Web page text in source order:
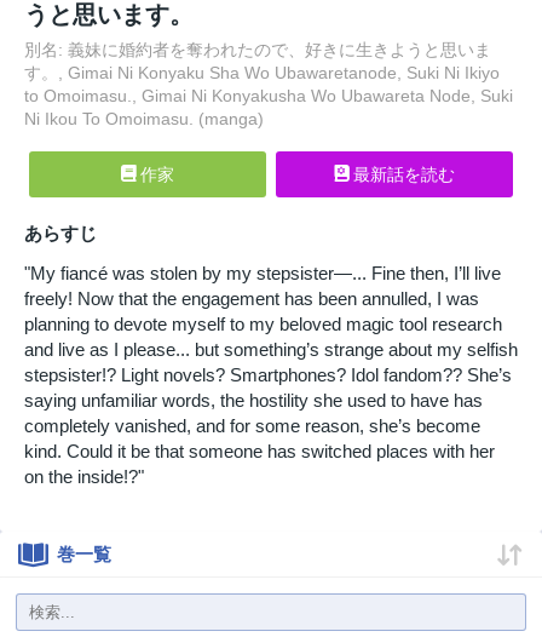
うと思います。
別名: 義妹に婚約者を奪われたので、好きに生きようと思いま
す。, Gimai Ni Konyaku Sha Wo Ubawaretanode, Suki Ni Ikiyo
to Omoimasu., Gimai Ni Konyakusha Wo Ubawareta Node, Suki
Ni Ikou To Omoimasu. (manga)
作家 最新話を読む
あらすじ
"My fiancé was stolen by my stepsister—... Fine then, I’ll live
freely! Now that the engagement has been annulled, I was
planning to devote myself to my beloved magic tool research
and live as I please... but something’s strange about my selfish
stepsister!? Light novels? Smartphones? Idol fandom?? She’s
saying unfamiliar words, the hostility she used to have has
completely vanished, and for some reason, she’s become
kind. Could it be that someone has switched places with her
on the inside!?"
巻一覧